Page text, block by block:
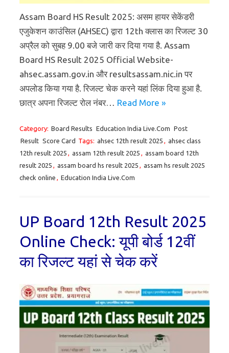
Assam Board HS Result 2025: असम हायर सेकेंडरी
एजुकेशन काउंसिल (AHSEC) द्वारा 12th क्लास का रिजल्ट 30
अप्रैल को सुबह 9.00 बजे जारी कर दिया गया है. Assam
Board HS Result 2025 Official Website-
ahsec.assam.gov.in और resultsassam.nic.in पर
अपलोड किया गया है. रिजल्ट चेक करने यहां लिंक दिया हुआ है.
छात्र अपना रिजल्ट रोल नंबर… Read More »
Category: Board Results Education India Live.Com Post
Result Score Card Tags: ahsec 12th result 2025 , ahsec class
12th result 2025 , assam 12th result 2025 , assam board 12th
result 2025 , assam board hs result 2025 , assam hs result 2025
check online , Education India Live.Com
UP Board 12th Result 2025
Online Check: यूपी बोर्ड 12वीं
का रिजल्ट यहां से चेक करें